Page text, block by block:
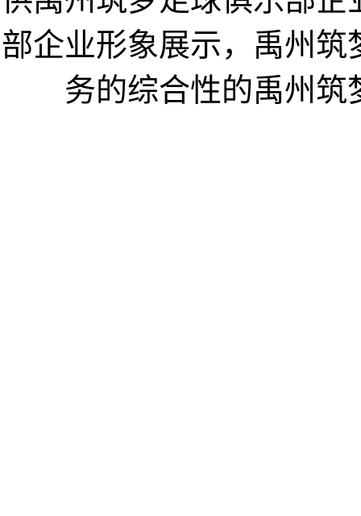
部企业形象展示，禹州
务的综合性的禹州